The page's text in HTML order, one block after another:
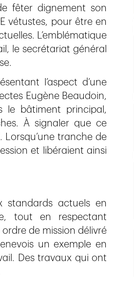
fêter dignement son
vétustes, pour être en
L’emblématique
le secrétariat général
l’aspect d’une
Eugène Beaudoin,
le bâtiment principal,
À signaler que ce
tranche de
et libéraient ainsi
standards actuels en
tout en respectant
de mission délivré
un exemple en
Des travaux qui ont